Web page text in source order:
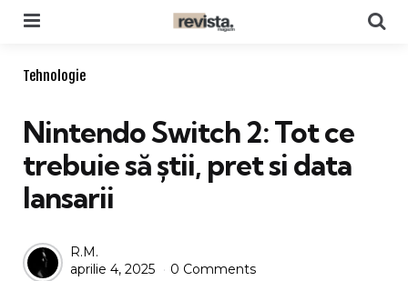
Categories
Tehnologie
Nintendo Switch 2: Tot ce
trebuie să știi, pret si data
lansarii
Posted
by
R.M.
aprilie 4, 2025
0 Comments